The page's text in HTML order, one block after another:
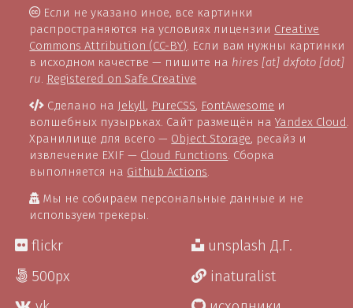
Если не указано иное, все картинки
распространяются на условиях лицензии Creative
Commons Attribution (CC-BY). Если вам нужны картинки
в исходном качестве — пишите на hires [at] dxfoto [dot]
ru. Registered on Safe Creative
Сделано на Jekyll, PureCSS, FontAwesome и
волшебных пузырьках. Сайт размещён наYandex Cloud.
Хранилище для всего — Object Storage, ресайз и
извлечение EXIF — Cloud Functions. Сборка
выполняется на Github Actions.
Мы не собираем персональные данные и не
используем трекеры.
flickr
500px
unsplash Д.Г.
inaturalist